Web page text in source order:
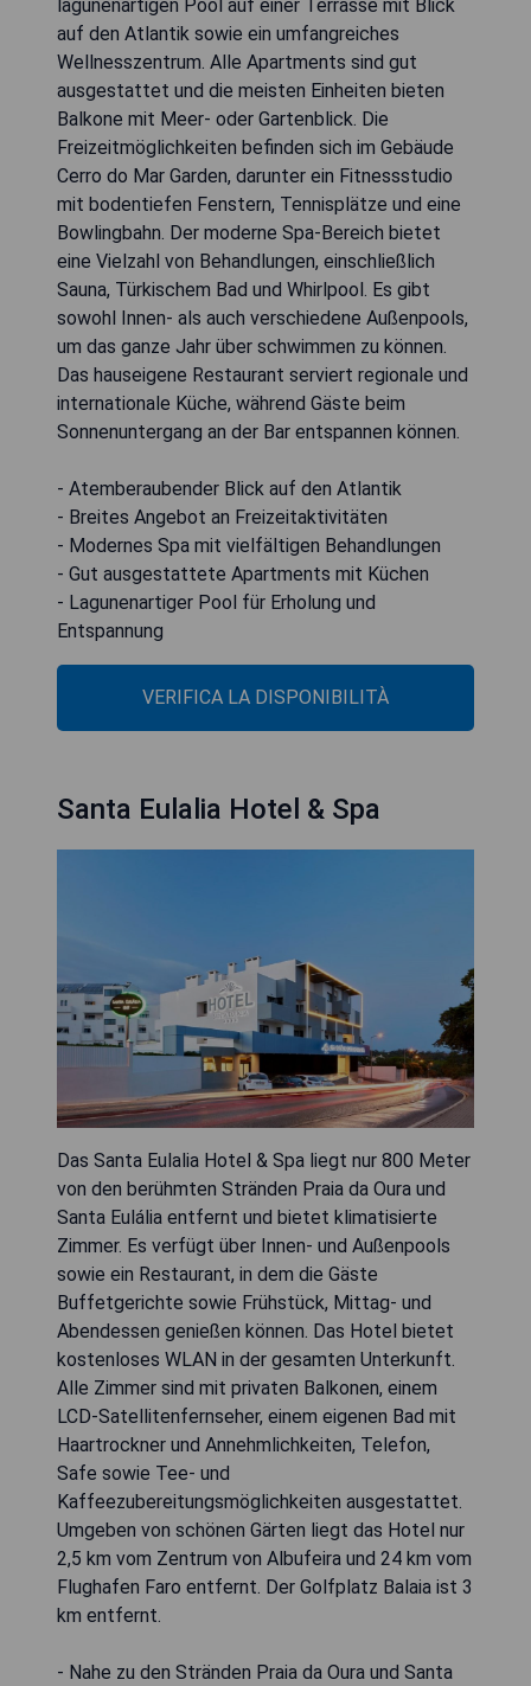
lagunenartigen Pool auf einer Terrasse mit Blick
auf den Atlantik sowie ein umfangreiches
Wellnesszentrum. Alle Apartments sind gut
ausgestattet und die meisten Einheiten bieten
Balkone mit Meer- oder Gartenblick. Die
Freizeitmöglichkeiten befinden sich im Gebäude
Cerro do Mar Garden, darunter ein Fitnessstudio
mit bodentiefen Fenstern, Tennisplätze und eine
Bowlingbahn. Der moderne Spa-Bereich bietet
eine Vielzahl von Behandlungen, einschließlich
Sauna, Türkischem Bad und Whirlpool. Es gibt
sowohl Innen- als auch verschiedene Außenpools,
um das ganze Jahr über schwimmen zu können.
Das hauseigene Restaurant serviert regionale und
internationale Küche, während Gäste beim
Sonnenuntergang an der Bar entspannen können.
- Atemberaubender Blick auf den Atlantik
- Breites Angebot an Freizeitaktivitäten
- Modernes Spa mit vielfältigen Behandlungen
- Gut ausgestattete Apartments mit Küchen
- Lagunenartiger Pool für Erholung und
Entspannung
VERIFICA LA DISPONIBILITÀ
Santa Eulalia Hotel & Spa
Das Santa Eulalia Hotel & Spa liegt nur 800 Meter
von den berühmten Stränden Praia da Oura und
Santa Eulália entfernt und bietet klimatisierte
Zimmer. Es verfügt über Innen- und Außenpools
sowie ein Restaurant, in dem die Gäste
Buffetgerichte sowie Frühstück, Mittag- und
Abendessen genießen können. Das Hotel bietet
kostenloses WLAN in der gesamten Unterkunft.
Alle Zimmer sind mit privaten Balkonen, einem
LCD-Satellitenfernseher, einem eigenen Bad mit
Haartrockner und Annehmlichkeiten, Telefon,
Safe sowie Tee- und
Kaffeezubereitungsmöglichkeiten ausgestattet.
Umgeben von schönen Gärten liegt das Hotel nur
2,5 km vom Zentrum von Albufeira und 24 km vom
Flughafen Faro entfernt. Der Golfplatz Balaia ist 3
km entfernt.
- Nahe zu den Stränden Praia da Oura und Santa